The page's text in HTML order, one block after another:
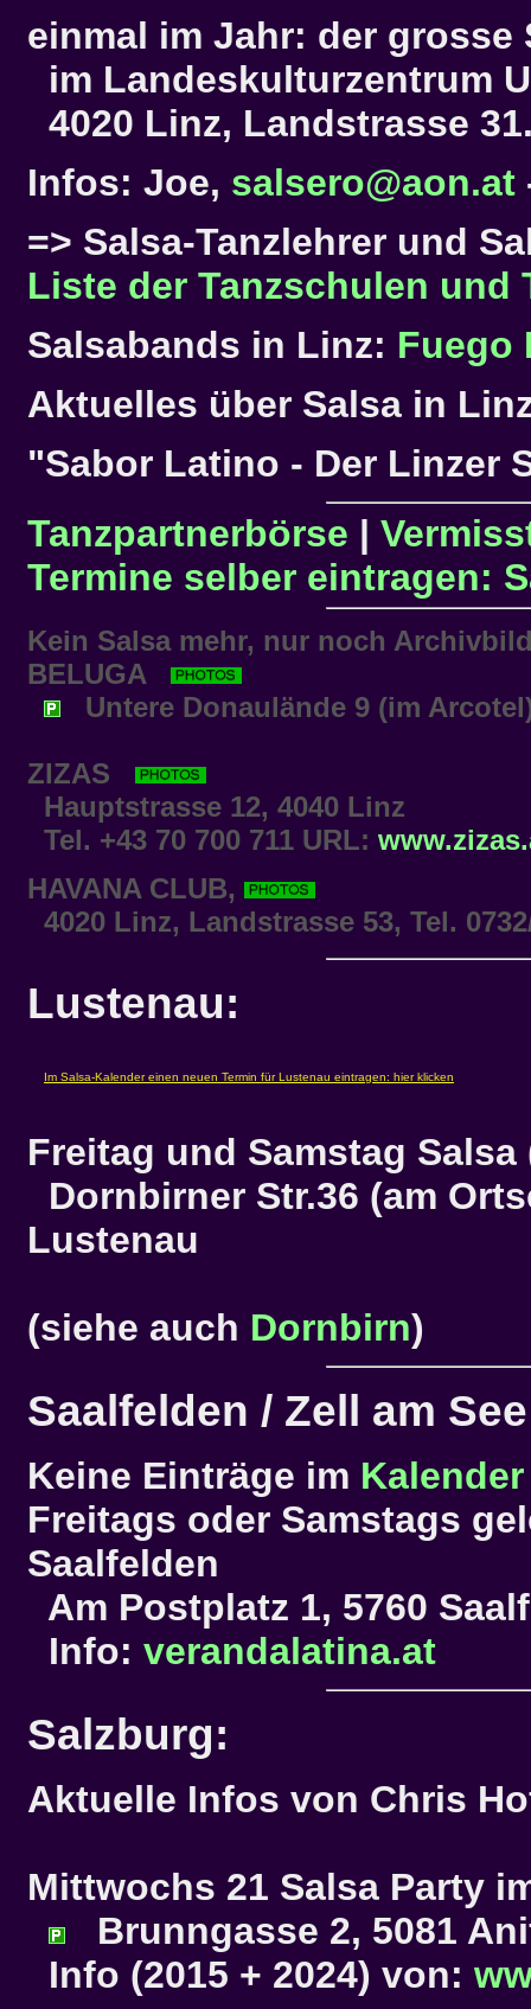
einmal im Jahr: der grosse
im Landeskulturzentrum
4020 Linz, Landstrasse
Infos: Joe, salsero@aon.at
=> Salsa-Tanzlehrer und
Liste der Tanzschulen und
Salsabands in Linz: Fuego
Aktuelles über Salsa in
"Sabor Latino - Der Linzer
Tanzpartnerbörse |
Termine selber eintragen:
Kein Salsa mehr, nur noch
BELUGA
Untere Donaulände 9 (im
ZIZAS
Hauptstrasse 12, 4040 Linz
Tel. +43 70 700 711 URL:
HAVANA CLUB,
4020 Linz, Landstrasse 53, Tel.
Lustenau:
Freitag und Samstag
Dornbirner Str.36 (am
Lustenau
(siehe auch Dornbirn)
Saalfelden / Zell am See
Keine Einträge im Kalender
Freitags oder Samstags
Saalfelden
Am Postplatz 1, 5760
Info: verandalatina.at
Salzburg:
Aktuelle Infos von Chris
Mittwochs 21 Salsa Party
Brunngasse 2, 5081
Info (2015 + 2024) von: